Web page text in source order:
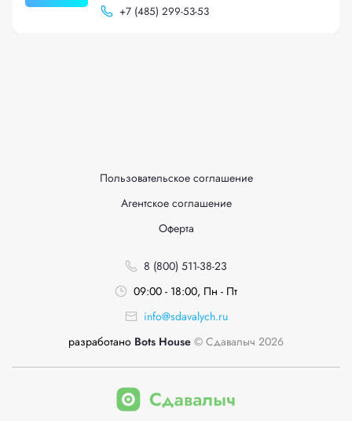
+7 (485) 299-53-53
Пользовательское соглашение
Агентское соглашение
Оферта
8 (800) 511-38-23
09:00 - 18:00, Пн - Пт
info@sdavalych.ru
разработано Bots House © Сдавалыч 2026